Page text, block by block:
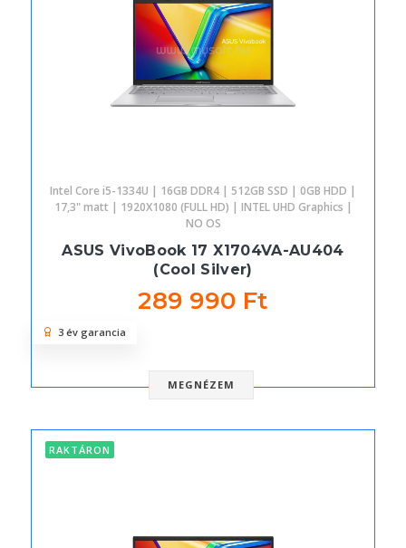
Intel Core i5-1334U | 16GB DDR4 | 512GB SSD | 0GB HDD |
17,3" matt | 1920X1080 (FULL HD) | INTEL UHD Graphics |
NO OS
ASUS VivoBook 17 X1704VA-AU404
(Cool Silver)
289 990 Ft
MEGNÉZEM
3 év garancia
RAKTÁRON